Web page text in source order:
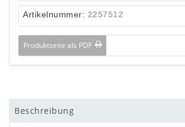
Artikelnummer: 2257512
Produktseite als PDF
Beschreibung